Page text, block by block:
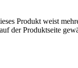
Produkt weist
der Produktseite